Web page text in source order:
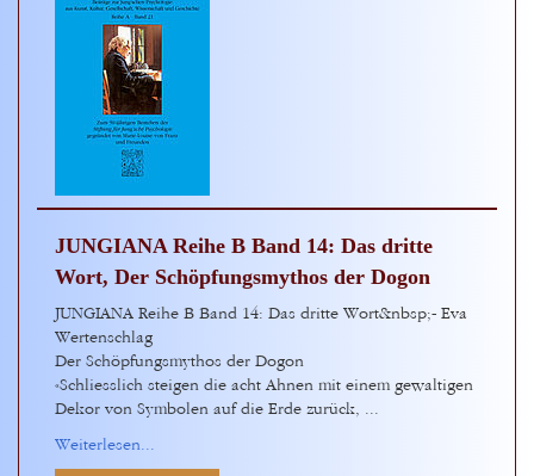
JUNGIANA Reihe B Band 14: Das dritte
Wort, Der Schöpfungsmythos der Dogon
JUNGIANA Reihe B Band 14: Das dritte Wort&nbsp;- Eva
Wertenschlag
Der Schöpfungsmythos der Dogon
«Schliesslich steigen die acht Ahnen mit einem gewaltigen
Dekor von Symbolen auf die Erde zurück, ...
Weiterlesen...